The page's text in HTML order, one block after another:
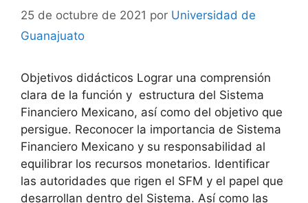
25 de octubre de 2021 por Universidad de
Guanajuato
Objetivos didácticos Lograr una comprensión
clara de la función y estructura del Sistema
Financiero Mexicano, así como del objetivo que
persigue. Reconocer la importancia de Sistema
Financiero Mexicano y su responsabilidad al
equilibrar los recursos monetarios. Identificar
las autoridades que rigen el SFM y el papel que
desarrollan dentro del Sistema. Así como las